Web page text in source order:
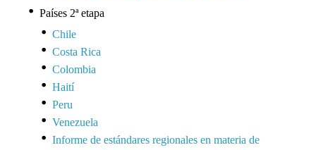
Países 2ª etapa
Chile
Costa Rica
Colombia
Haití
Peru
Venezuela
Informe de estándares regionales en materia de